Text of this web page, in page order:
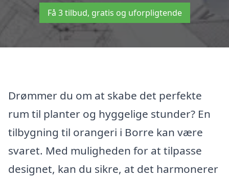
Få 3 tilbud, gratis og uforpligtende
Drømmer du om at skabe det perfekte
rum til planter og hyggelige stunder? En
tilbygning til orangeri i Borre kan være
svaret. Med muligheden for at tilpasse
designet, kan du sikre, at det harmonerer